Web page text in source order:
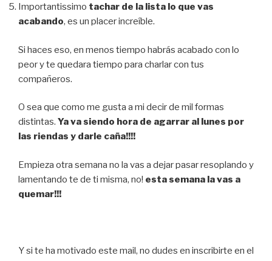
Importantissimo tachar de la lista lo que vas
acabando, es un placer increíble.
Si haces eso, en menos tiempo habrás acabado con lo
peor y te quedara tiempo para charlar con tus
compañeros.
O sea que como me gusta a mi decir de mil formas
distintas. Ya va siendo hora de agarrar al lunes por
las riendas y darle caña!!!!
Empieza otra semana no la vas a dejar pasar resoplando y
lamentando te de ti misma, no! esta semana la vas a
quemar!!!
Y si te ha motivado este mail, no dudes en inscribirte en el